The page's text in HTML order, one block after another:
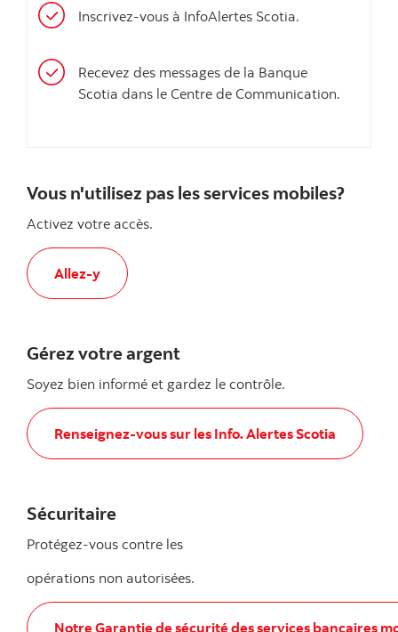
Inscrivez-vous à InfoAlertes Scotia.
Recevez des messages de la Banque
Scotia dans le Centre de Communication.
Vous n'utilisez pas les services mobiles?
Activez votre accès.
Allez-y
, Vous n'utilisez pas les services mobiles?
Gérez votre argent
Soyez bien informé et gardez le contrôle.
Renseignez-vous sur les Info. Alertes Scotia
, Gérez votre argent
Sécuritaire
Protégez-vous contre les
opérations non autorisées.
Notre Garantie de sécurité des services bancaires
, Sécuritaire